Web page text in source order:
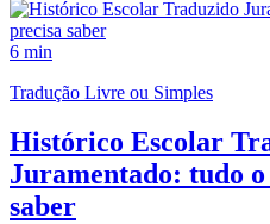
6 min
Tradução Livre ou Simples
Histórico Escolar
Juramentado: tudo
saber